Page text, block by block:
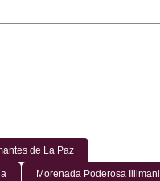
de La Paz
Morenada Poderosa Illimani